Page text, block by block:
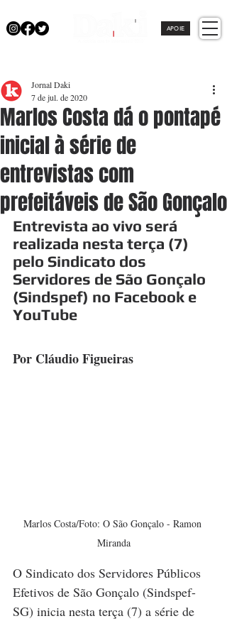
APOIE
Marlos Costa dá o pontapé
inicial à série de
entrevistas com
prefeitáveis de São Gonçalo
Jornal Daki
7 de jul. de 2020
Entrevista ao vivo será
realizada nesta terça (7)
pelo Sindicato dos
Servidores de São Gonçalo
(Sindspef) no Facebook e
YouTube
Por Cláudio Figueiras
Marlos Costa/Foto: O São Gonçalo - Ramon
Miranda
O Sindicato dos Servidores Públicos
Efetivos de São Gonçalo (Sindspef-
SG) inicia nesta terça (7) a série de